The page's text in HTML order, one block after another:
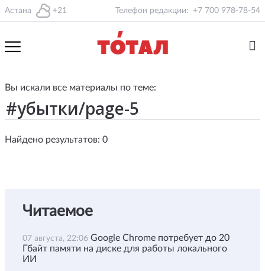
Астана +21 Телефон редакции: +7 700 978-78-54
Вы искали все материалы по теме:
Найдено результатов: 0
Читаемое
07 августа, 22:06 Google Chrome потребует до 20
Гбайт памяти на диске для работы локального
ИИ